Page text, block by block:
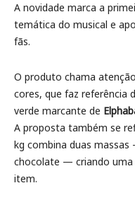
A novidade marca a
temática do musical e
fãs.
O produto chama
cores, que faz referência
verde marcante de
A proposta também se
kg combina duas
chocolate — criando uma
item.